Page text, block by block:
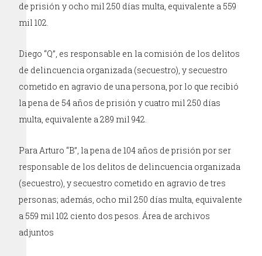
de prisión y ocho mil 250 días multa, equivalente a 559
mil 102.
Diego “Q”, es responsable en la comisión de los delitos
de delincuencia organizada (secuestro), y secuestro
cometido en agravio de una persona, por lo que recibió
la pena de 54 años de prisión y cuatro mil 250 días
multa, equivalente a 289 mil 942.
Para Arturo “B”, la pena de 104 años de prisión por ser
responsable de los delitos de delincuencia organizada
(secuestro), y secuestro cometido en agravio de tres
personas; además, ocho mil 250 días multa, equivalente
a 559 mil 102 ciento dos pesos. Área de archivos
adjuntos